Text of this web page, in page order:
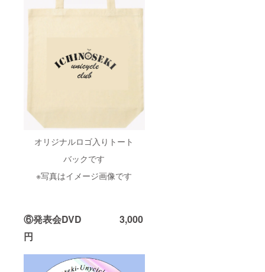
オリジナルロゴ入りトート
バックです
※写真はイメージ画像です
⑥発表会DVD 3,000
円